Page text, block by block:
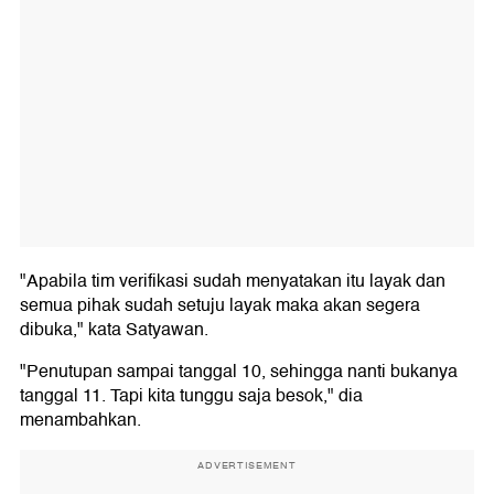
"Apabila tim verifikasi sudah menyatakan itu layak dan
semua pihak sudah setuju layak maka akan segera
dibuka," kata Satyawan.
"Penutupan sampai tanggal 10, sehingga nanti bukanya
tanggal 11. Tapi kita tunggu saja besok," dia
menambahkan.
ADVERTISEMENT